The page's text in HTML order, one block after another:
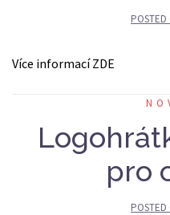
POSTED
Více informací ZDE
pro
POSTED